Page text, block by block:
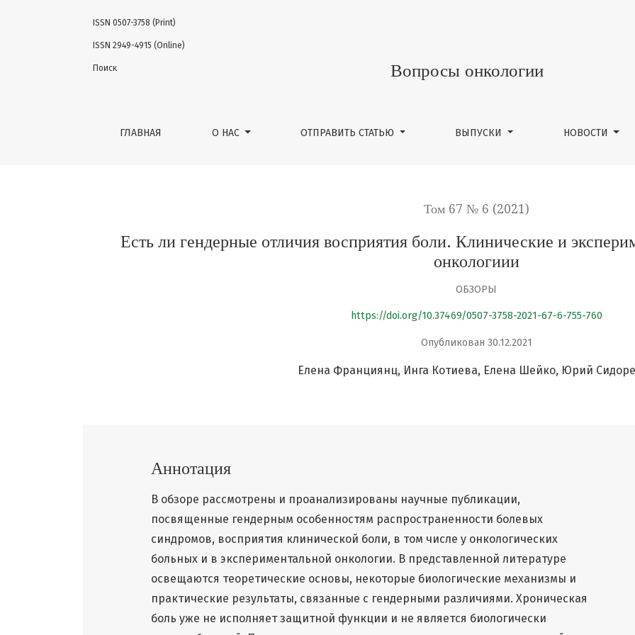
Есть ли гендерные отличия восприятия боли. Клинические и экспериментальные исследования в
Вопросы онкологии
ГЛАВНАЯ О НАС ОТПРАВИТЬ СТАТЬЮ ВЫПУСКИ НОВОСТИ
ISSN 0507-3758 (Print)
ISSN 2949-4915 (Online)
Поиск
Том 67 № 6 (2021)
Есть ли гендерные отличия восприятия боли. Клинические и
онкологиии
ОБЗОРЫ
https://doi.org/10.37469/0507-3758-2021-67-6-755-760
Опубликован 30.12.2021
Елена Франциянц Инга Котиева Елена Шeйко Юрий
Аннотация
В обзоре рассмотрены и проанализированы научные публикации,
посвященные гендерным особенностям распространенности болевых
синдромов, восприятия клинической боли, в том числе у онкологических
больных и в экспериментальной онкологии. В представленной литературе
освещаются теоретические основы, некоторые биологические механизмы и
практические результаты, связанные с гендерными различиями. Хроническая
боль уже не исполняет защитной функции и не является биологически